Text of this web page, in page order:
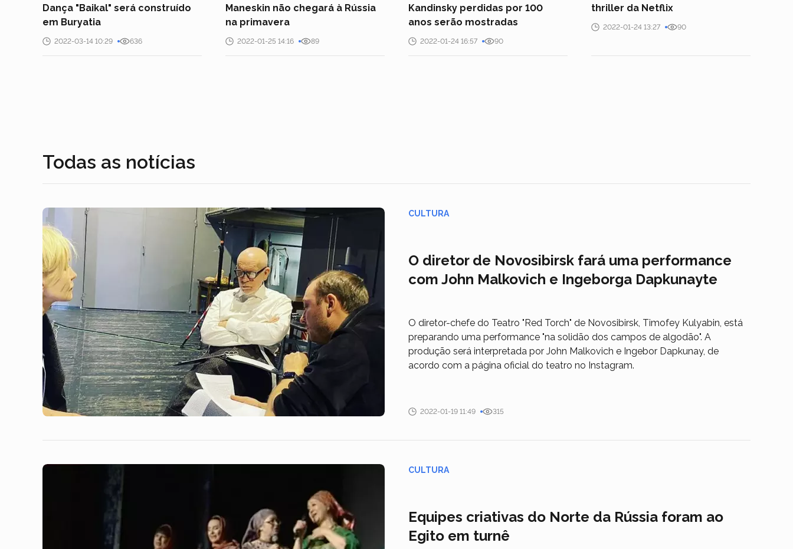
Dança "Baikal" será construído
em Buryatia
2022-03-14 10:29 636
Maneskin não chegará à Rússia
na primavera
2022-01-25 14:16 89
Kandinsky perdidas por 100
anos serão mostradas
2022-01-24 16:57 90
thriller da Netflix
2022-01-24 13:27 90
Todas as notícias
CULTURA
O diretor de Novosibirsk fará uma performance
com John Malkovich e Ingeborga Dapkunayte
O diretor-chefe do Teatro "Red Torch" de Novosibirsk, Timofey Kulyabin, está
preparando uma performance "na solidão dos campos de algodão". A
produção será interpretada por John Malkovich e Ingebor Dapkunay, de
acordo com a página oficial do teatro no Instagram.
2022-01-19 11:49 315
CULTURA
Equipes criativas do Norte da Rússia foram ao
Egito em turnê